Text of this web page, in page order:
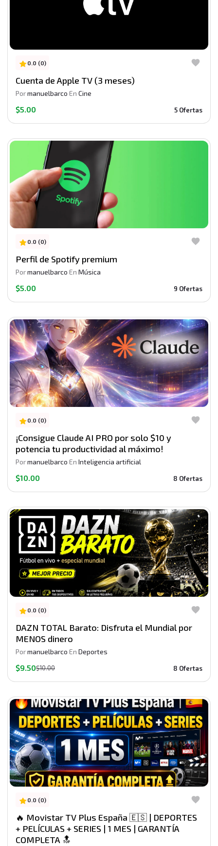
0.0 (0)
Cuenta de Apple TV (3 meses)
Pormanuelbarco En Cine
$5.00 5 Ofertas
0.0 (0)
Perfil de Spotify premium
Pormanuelbarco En Música
$5.00 9 Ofertas
0.0 (0)
¡Consigue Claude AI PRO por solo $10 y
potencia tu productividad al máximo!
Pormanuelbarco En Inteligencia artificial
$10.00 8 Ofertas
0.0 (0)
DAZN TOTAL Barato: Disfruta el Mundial por
MENOS dinero
Pormanuelbarco En Deportes
$9.50$10.00 8 Ofertas
0.0 (0)
🔥 Movistar TV Plus España 🇪🇸 | DEPORTES
+ PELÍCULAS + SERIES | 1 MES | GARANTÍA
COMPLETA 🔝